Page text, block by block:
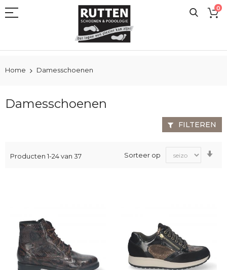
naar
0
Home Damesschoenen
Damesschoenen
Producten 1-24van 37 Sorteer op
FILTEREN